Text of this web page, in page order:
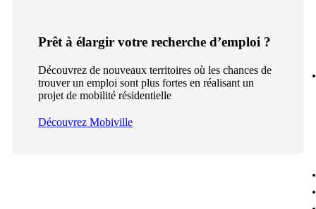
Prêt à élargir votre recherche d’emploi ?
Découvrez de nouveaux territoires où les chances de
trouver un emploi sont plus fortes en réalisant un
projet de mobilité résidentielle
Découvrez Mobiville